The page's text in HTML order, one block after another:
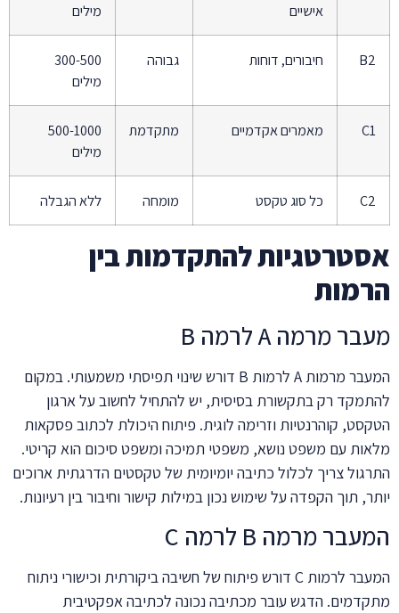
אישיים
מילים
B2 חיבורים, דוחות גבוהה
300-500
מילים
C1 מאמרים אקדמיים מתקדמת
500-1000
מילים
C2 כל סוג טקסט מומחה ללא הגבלה
אסטרטגיות להתקדמות בין
הרמות
מעבר מרמה A לרמה B
המעבר מרמות A לרמות B דורש שינוי תפיסתי משמעותי. במקום
להתמקד רק בתקשורת בסיסית, יש להתחיל לחשוב על ארגון
הטקסט, קוהרנטיות וזרימה לוגית. פיתוח היכולת לכתוב פסקאות
מלאות עם משפט נושא, משפטי תמיכה ומשפט סיכום הוא קריטי.
התרגול צריך לכלול כתיבה יומיומית של טקסטים הדרגתית ארוכים
יותר, תוך הקפדה על שימוש נכון במילות קישור וחיבור בין רעיונות.
המעבר מרמה B לרמה C
המעבר לרמות C דורש פיתוח של חשיבה ביקורתית וכישורי ניתוח
מתקדמים. הדגש עובר מכתיבה נכונה לכתיבה אפקטיבית